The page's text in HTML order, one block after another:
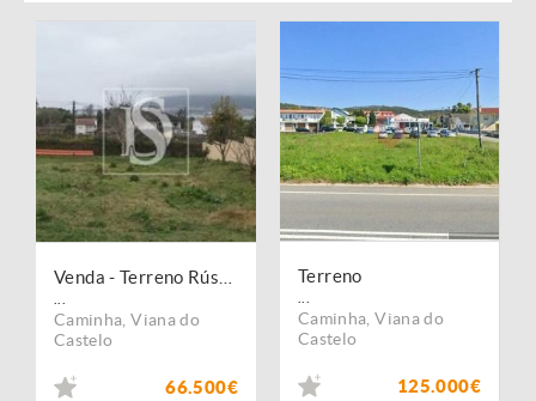
Caminha ,Viana do
Castelo
66.500€
Terreno
Caminha ,Viana do
Castelo
125.000€